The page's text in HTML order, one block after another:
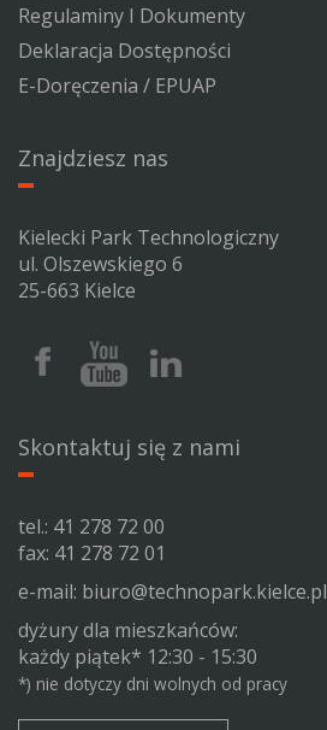
Regulaminy I Dokumenty
Deklaracja Dostępności
E-Doręczenia / EPUAP
Znajdziesz nas
Kielecki Park Technologiczny
ul. Olszewskiego 6
25-663 Kielce
Facebook
Kieleckiego
Youtube
Kieleckiego
Linkedin
Kieleckiego
Skontaktuj się z nami
tel.: 41 278 72 00
fax: 41 278 72 01
e-mail: biuro@technopark.kielce.pl
dyżury dla mieszkańców:
każdy piątek* 12:30 - 15:30
*) nie dotyczy dni wolnych od pracy